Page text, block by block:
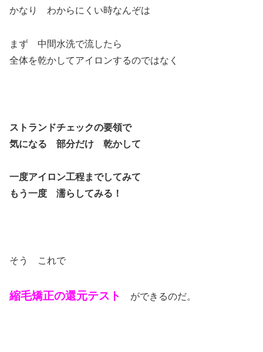
かなり わからにくい時なんぞは
まず 中間水洗で流したら
全体を乾かしてアイロンするのではなく
ストランドチェックの要領で
気になる 部分だけ 乾かして
一度アイロン工程までしてみて
もう一度 濡らしてみる！
そう これで
縮毛矯正の還元テスト ができるのだ。